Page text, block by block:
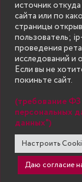
принадлежат их
Наличие
нашего авторского
за возможные
Кодексом
условиями, то
немедленно
открытых
какого-либо
информация
оказать Вам
чтобы вы прислали
страницы сайта,
SECONDARY
MENU
©
высшего
экономический
источник
сайта или по
страницы
пользователь;
проведения
исследований и
Если вы не
покиньте сайт.
(требование ФЗ
персональных
данных")
Настроить
Даю согласие